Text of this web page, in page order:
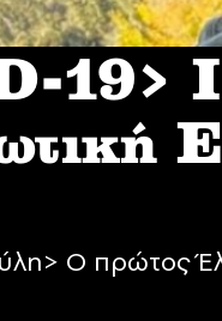
19>
Ο πρώτος